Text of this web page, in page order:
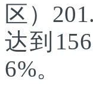
区）
达到
6%。